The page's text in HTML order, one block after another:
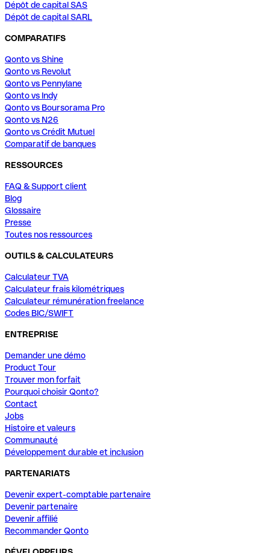
Dépôt de capital SAS
Dépôt de capital SARL
COMPARATIFS
Qonto vs Shine
Qonto vs Revolut
Qonto vs Pennylane
Qonto vs Indy
Qonto vs Boursorama Pro
Qonto vs N26
Qonto vs Crédit Mutuel
Comparatif de banques
RESSOURCES
FAQ & Support client
Blog
Glossaire
Presse
Toutes nos ressources
OUTILS & CALCULATEURS
Calculateur TVA
Calculateur frais kilométriques
Calculateur rémunération freelance
Codes BIC/SWIFT
ENTREPRISE
Demander une démo
Product Tour
Trouver mon forfait
Pourquoi choisir Qonto?
Contact
Jobs
Histoire et valeurs
Communauté
Développement durable et inclusion
PARTENARIATS
Devenir expert-comptable partenaire
Devenir partenaire
Devenir affilié
Recommander Qonto